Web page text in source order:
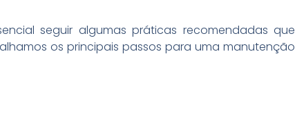
seguir algumas práticas recomendadas que
os principais passos para uma manutenção